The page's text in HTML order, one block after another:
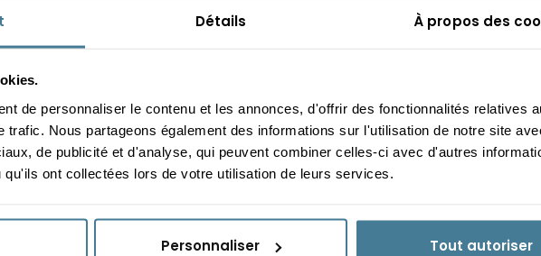
Détails À propos des
de personnaliser le contenu et les annonces, d'offrir des fonctionnalités relatives
trafic. Nous partageons également des informations sur l'utilisation de notre site
de publicité et d'analyse, qui peuvent combiner celles-ci avec d'autres
ont collectées lors de votre utilisation de leurs services.
Personnaliser Tout autoriser
connaissances tout en dégustant des vins durables !
!
Pourquoi intégrer un Club